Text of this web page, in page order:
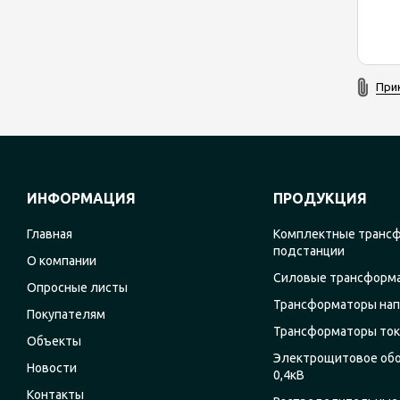
ИНФОРМАЦИЯ
Главная
О компании
Опросные листы
Покупателям
Объекты
Новости
Контакты
ПРОДУКЦИЯ
Комплектные
подстанции
Силовые
Трансформаторы
Трансформаторы
Электрощитовое
0,4кВ